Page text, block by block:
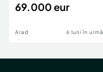
69.000 eur
Arad 6 luni în urmă